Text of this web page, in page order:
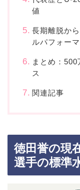
値
長期離脱か
ルパフォー
まとめ：
ス
関連記事
徳田誉の現
選手の標準